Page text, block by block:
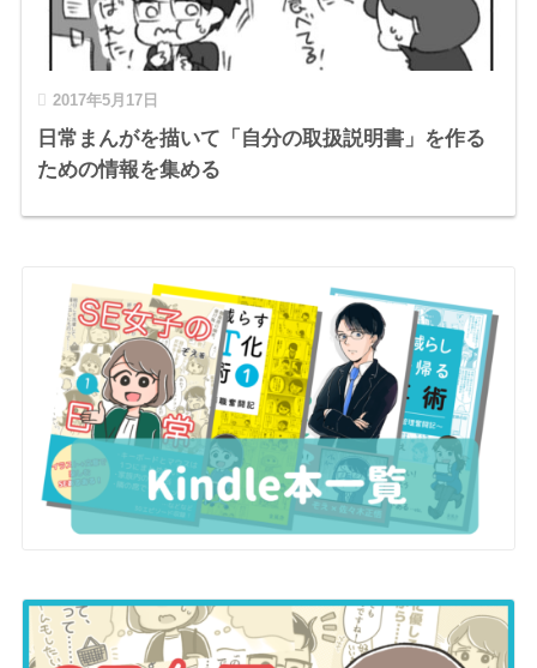
2017年5月17日
日常まんがを描いて「自分の取扱説明書」を作る
ための情報を集める